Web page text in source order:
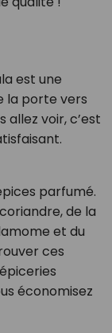
est une
la porte vers
allez voir, c’est
parfumé.
de la
et du
ces
économisez